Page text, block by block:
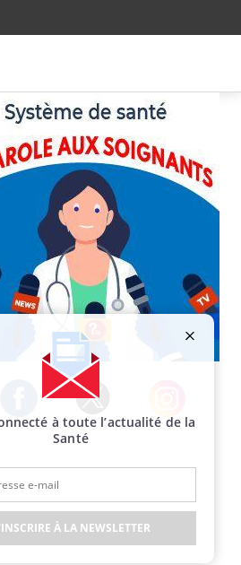
Facebook Twitter Instagram
à toute l’actualité de la
Santé
À LA NEWSLETTER